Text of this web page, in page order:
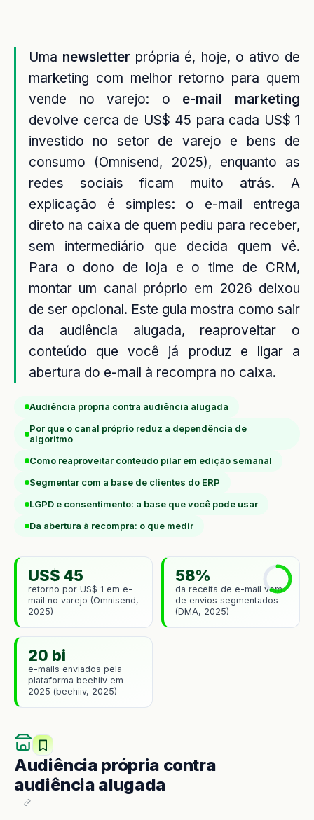
Uma newsletter própria é, hoje, o ativo de
marketing com melhor retorno para quem
vende no varejo: o e-mail marketing
devolve cerca de US$ 45 para cada US$ 1
investido no setor de varejo e bens de
consumo (Omnisend, 2025), enquanto as
redes sociais ficam muito atrás. A
explicação é simples: o e-mail entrega
direto na caixa de quem pediu para receber,
sem intermediário que decida quem vê.
Para o dono de loja e o time de CRM,
montar um canal próprio em 2026 deixou
de ser opcional. Este guia mostra como sair
da audiência alugada, reaproveitar o
conteúdo que você já produz e ligar a
abertura do e-mail à recompra no caixa.
Audiência própria contra audiência alugada
Por que o canal próprio reduz a dependência de
algoritmo
Como reaproveitar conteúdo pilar em edição semanal
Segmentar com a base de clientes do ERP
LGPD e consentimento: a base que você pode usar
Da abertura à recompra: o que medir
US$ 45
retorno por US$ 1 em e-
mail no varejo (Omnisend,
2025)
58%
da receita de e-mail vem
de envios segmentados
(DMA, 2025)
20 bi
e-mails enviados pela
plataforma beehiiv em
2025 (beehiiv, 2025)
Audiência própria contra
audiência alugada